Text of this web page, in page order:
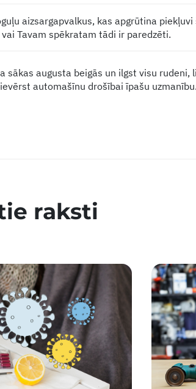
aizsargapvalkus, kas apgrūtina
Tavam spēkratam tādi ir paredzēti.
augusta beigās un ilgst visu rudeni,
automašīnu drošībai īpašu uzmanību.
raksti